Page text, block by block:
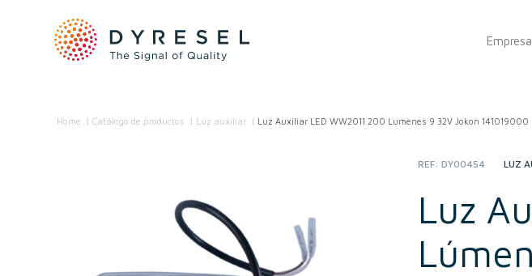
Empresa
Home /Catálogo de productos Luz auxiliar Luz Auxiliar LED WW2011 200 Lumenes 9 32V Jokon 141019000
REF:DY00454
CATEGORY:LUZ
Luz